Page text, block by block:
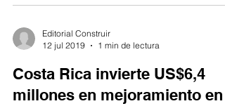
Editorial Construir
12 jul 2019
1 min de lectura
Costa Rica invierte US$6,4
millones en mejoramiento en